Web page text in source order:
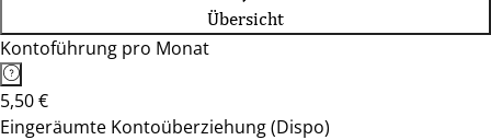
Übersicht
Kontoführung pro Monat
5,50 €
Eingeräumte Kontoüberziehung (Dispo)